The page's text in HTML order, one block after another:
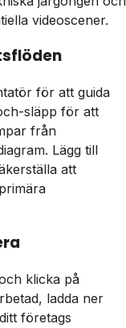
videoscener.
för att guida
släpp för att
från
Lägg till
att
klicka på
ladda ner
företags